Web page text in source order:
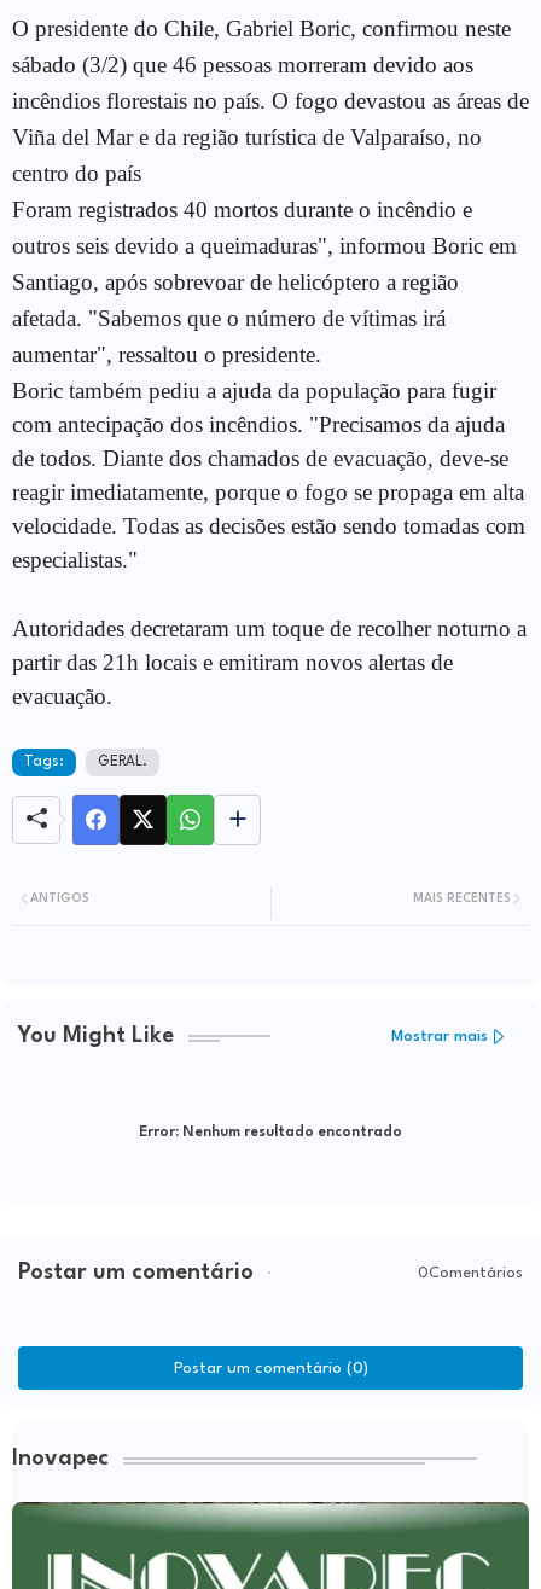
O presidente do Chile, Gabriel Boric, confirmou neste
sábado (3/2) que 46 pessoas morreram devido aos
incêndios florestais no país. O fogo devastou as áreas de
Viña del Mar e da região turística de Valparaíso, no
centro do país
Foram registrados 40 mortos durante o incêndio e
outros seis devido a queimaduras", informou Boric em
Santiago, após sobrevoar de helicóptero a região
afetada. "Sabemos que o número de vítimas irá
aumentar", ressaltou o presidente.
Boric também pediu a ajuda da população para fugir
com antecipação dos incêndios. "Precisamos da ajuda
de todos. Diante dos chamados de evacuação, deve-se
reagir imediatamente, porque o fogo se propaga em alta
velocidade. Todas as decisões estão sendo tomadas com
especialistas."
Autoridades decretaram um toque de recolher noturno a
partir das 21h locais e emitiram novos alertas de
evacuação.
Tags: GERAL.
MAIS RECENTES
ANTIGOS
You Might Like Mostrar mais
Error: Nenhum resultado encontrado
Postar um comentário 0Comentários
Postar um comentário (0)
Inovapec